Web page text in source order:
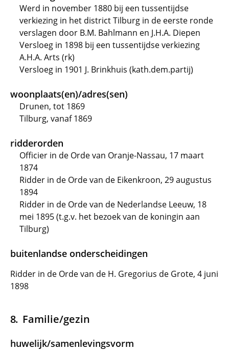
Werd in november 1880 bij een tussentijdse
verkiezing in het district Tilburg in de eerste ronde
verslagen door B.M. Bahlmann en J.H.A. Diepen
Versloeg in 1898 bij een tussentijdse verkiezing
A.H.A. Arts (rk)
Versloeg in 1901 J. Brinkhuis (kath.dem.partij)
woonplaats(en)/adres(sen)
Drunen, tot 1869
Tilburg, vanaf 1869
ridderorden
Officier in de Orde van Oranje-Nassau, 17 maart
1874
Ridder in de Orde van de Eikenkroon, 29 augustus
1894
Ridder in de Orde van de Nederlandse Leeuw, 18
mei 1895 (t.g.v. het bezoek van de koningin aan
Tilburg)
buitenlandse onderscheidingen
Ridder in de Orde van de H. Gregorius de Grote, 4 juni
1898
Familie/gezin
huwelijk/samenlevingsvorm